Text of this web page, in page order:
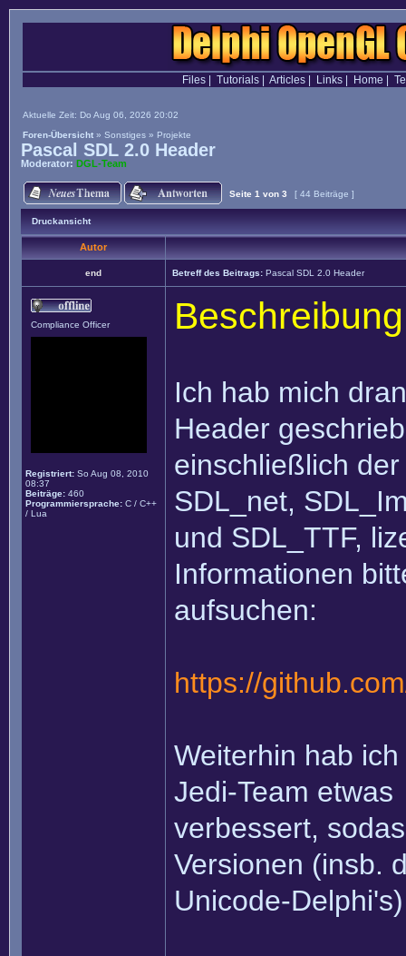
Files| Tutorials| Articles| Links| Home
Aktuelle Zeit: Do Aug 06, 2026 20:02
Foren-Übersicht » Sonstiges » Projekte
Pascal SDL 2.0 Header
Moderator: DGL-Team
Seite 1 von 3 [ 44 Beiträge ]
Druckansicht
Autor
end Betreff des Beitrags: Pascal SDL 2.0 Header
Compliance Officer
Registriert: So Aug 08, 2010
08:37
Beiträge: 460
Programmiersprache: C / C++
/ Lua
Ich hab mich
Header
einschließlich
SDL_net,
und SDL_TTF,
Informationen
aufsuchen:
https://
Weiterhin hab
Jedi-Team etwas
verbessert,
Versionen (insb.
Unicode-